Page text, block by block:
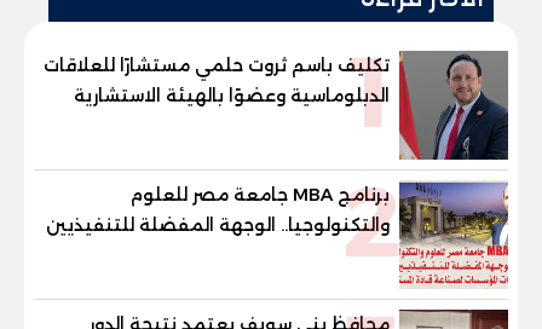
1
تكليف باسم ثروت حلمي مستشارًا للعلاقات
الدبلوماسية وعضوًا بالهيئة الاستشارية
العليا لمنظمة «جاد جمينت يوإن»
2
برنامج MBA جامعة مصر للعلوم
والتكنولوجيا.. الوجهة المفضلة للتنفيذيين
وقيادات المؤسسات لصناعة قادة
محافظ بني سويف يعتمد نتيجة الدور